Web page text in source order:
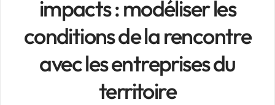
impacts : modéliser les
conditions de la rencontre
avec les entreprises du
territoire